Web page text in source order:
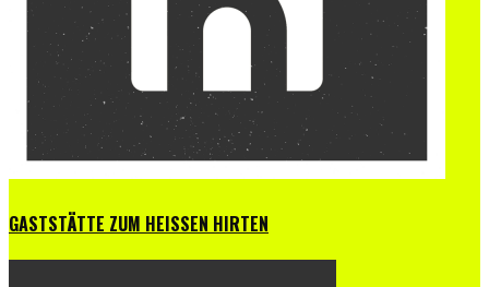
GASTSTÄTTE ZUM HEISSEN HIRTEN